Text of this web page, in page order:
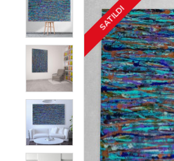
SATILDI